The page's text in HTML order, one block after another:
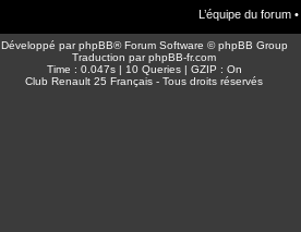
L’équipe du forum •
Développé parphpBB® Forum Software © phpBB Group
Traduction parphpBB-fr.com
Time : 0.047s | 10 Queries | GZIP : On
Club Renault 25 Français - Tous droits réservés